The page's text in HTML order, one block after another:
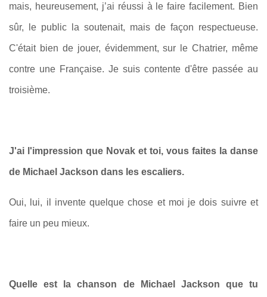
mais, heureusement, j’ai réussi à le faire facilement. Bien
sûr, le public la soutenait, mais de façon respectueuse.
C'était bien de jouer, évidemment, sur le Chatrier, même
contre une Française. Je suis contente d'être passée au
troisième.
J'ai l'impression que Novak et toi, vous faites la danse
de Michael Jackson dans les escaliers.
Oui, lui, il invente quelque chose et moi je dois suivre et
faire un peu mieux.
Quelle est la chanson de Michael Jackson que tu